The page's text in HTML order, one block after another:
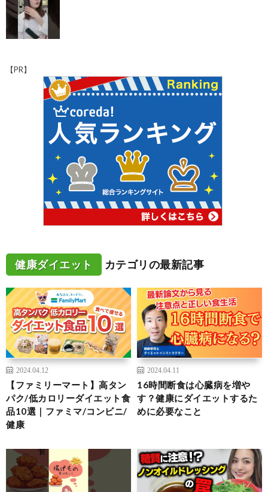
【PR】
健康ダイエット カテゴリの最新記事
2024.04.12
【ファミリーマート】高タン
パク/低カロリーダイエット食
品10選｜ファミマ/コンビニ/
健康
2024.04.11
16時間断食は心臓病を増や
す？健康にダイエットするた
めに必要なこと